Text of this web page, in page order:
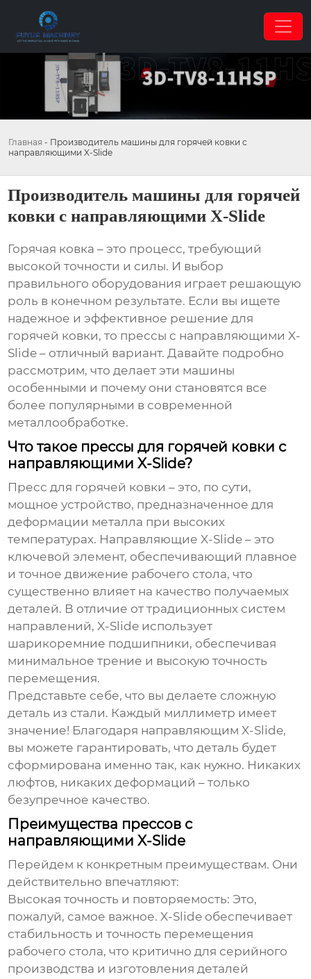
Главная - Производитель машины для горячей ковки с
направляющими X-Slide
Производитель машины для горячей
ковки с направляющими X-Slide
Горячая ковка – это процесс, требующий
высокой точности и силы. И выбор
правильного оборудования играет решающую
роль в конечном результате. Если вы ищете
надежное и эффективное решение для
горячей ковки, то прессы с направляющими X-
Slide – отличный вариант. Давайте подробно
рассмотрим, что делает эти машины
особенными и почему они становятся все
более популярными в современной
металлообработке.
Что такое прессы для горячей ковки с
направляющими X-Slide?
Пресс для горячей ковки – это, по сути,
мощное устройство, предназначенное для
деформации металла при высоких
температурах. Направляющие X-Slide – это
ключевой элемент, обеспечивающий плавное
и точное движение рабочего стола, что
существенно влияет на качество получаемых
деталей. В отличие от традиционных систем
направлений, X-Slide использует
шарикоремние подшипники, обеспечивая
минимальное трение и высокую точность
перемещения.
Представьте себе, что вы делаете сложную
деталь из стали. Каждый миллиметр имеет
значение! Благодаря направляющим X-Slide,
вы можете гарантировать, что деталь будет
сформирована именно так, как нужно. Никаких
люфтов, никаких деформаций – только
безупречное качество.
Преимущества прессов с
направляющими X-Slide
Перейдем к конкретным преимуществам. Они
действительно впечатляют:
Высокая точность и повторяемость: Это,
пожалуй, самое важное. X-Slide обеспечивает
стабильность и точность перемещения
рабочего стола, что критично для серийного
производства и изготовления деталей